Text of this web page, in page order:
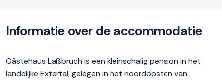
Informatie over de accommodatie
Gästehaus Laßbruch is een kleinschalig pension in het
landelijke Extertal, gelegen in het noordoosten van